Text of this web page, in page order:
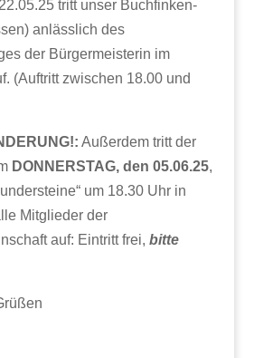
tritt unser Buchfinken-
anlässlich des
der Bürgermeisterin im
(Auftritt zwischen 18.00 und
Außerdem tritt der
DONNERSTAG, den 05.06.25,
um 18.30 Uhr in
Mitglieder der
auf: Eintritt frei, bitte